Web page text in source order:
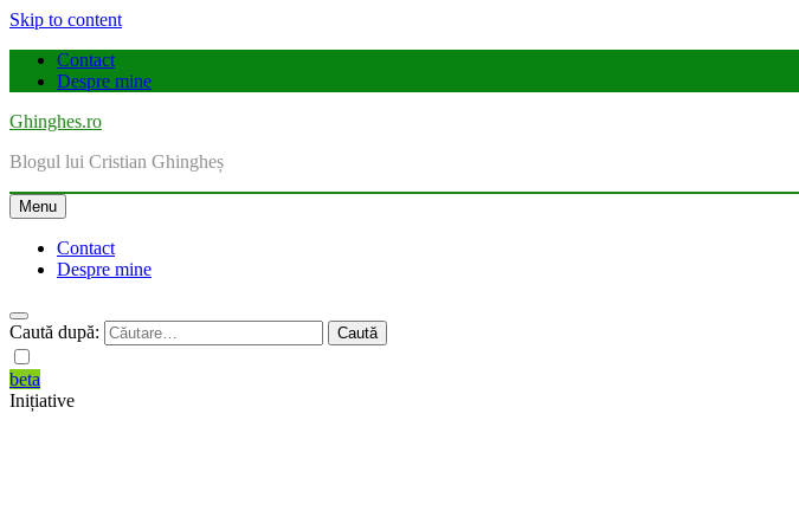
Skip to content
Contact
Despre mine
Ghinghes.ro
Blogul lui Cristian Ghingheș
Menu
Contact
Despre mine
Caută după:
beta
Inițiative